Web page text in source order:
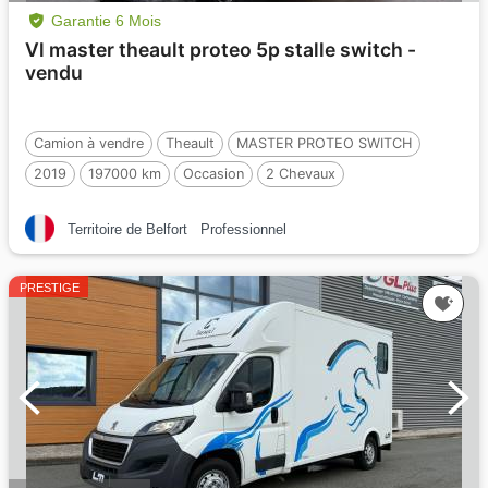
Garantie 6 Mois
Vl master theault proteo 5p stalle switch -
vendu
Camion à vendre Theault
MASTER PROTEO SWITCH
2019
197000 km Occasion 2 Chevaux
Territoire de Belfort Professionnel
PRESTIGE